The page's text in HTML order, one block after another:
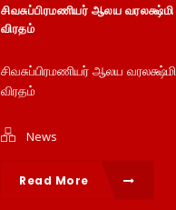
சிவசுப்பிரமணியர் ஆலய வரலக்ஷ்மி
விரதம்
சிவசுப்பிரமணியர் ஆலய வரலக்ஷ்மி
விரதம்
News
Read More